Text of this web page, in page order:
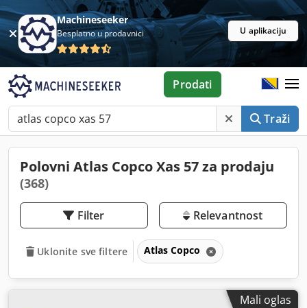
Machineseeker
Besplatno u prodavnici U aplikaciju
Traži
Prodati
Polovni Atlas Copco Xas 57 za prodaju
(368)
Filter Relevantnost
Uklonite sve filtere Atlas Copco
Mali oglas